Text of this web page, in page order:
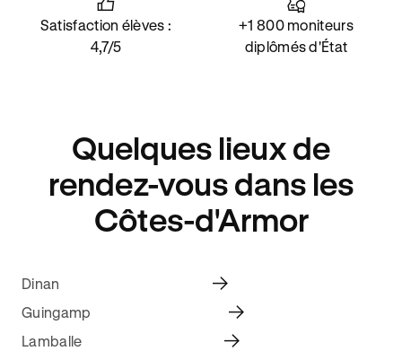
Satisfaction élèves :
4,7/5
+1 800 moniteurs
diplômés d'État
Quelques lieux de
rendez-vous dans les
Côtes-d'Armor
Dinan
Guingamp
Lamballe